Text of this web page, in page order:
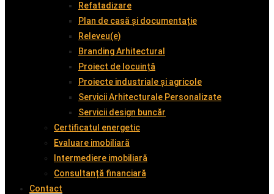
Refatadizare
Plan de casă și documentație
Releveu(e)
Branding Arhitectural
Proiect de locuință
Proiecte industriale și agricole
Servicii Arhitecturale Personalizate
Servicii design buncăr
Certificatul energetic
Evaluare imobiliară
Intermediere imobiliară
Consultanță financiară
Contact